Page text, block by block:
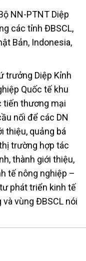
NN-PTNT Diệp
các tỉnh ĐBSCL,
Bản, Indonesia,
trưởng Diệp Kỉnh
Quốc tế khu
tiến thương mại
nối để các DN
thiệu, quảng bá
trường hợp tác
thành giới thiệu,
tế nông nghiệp –
phát triển kinh tế
vùng ĐBSCL nói